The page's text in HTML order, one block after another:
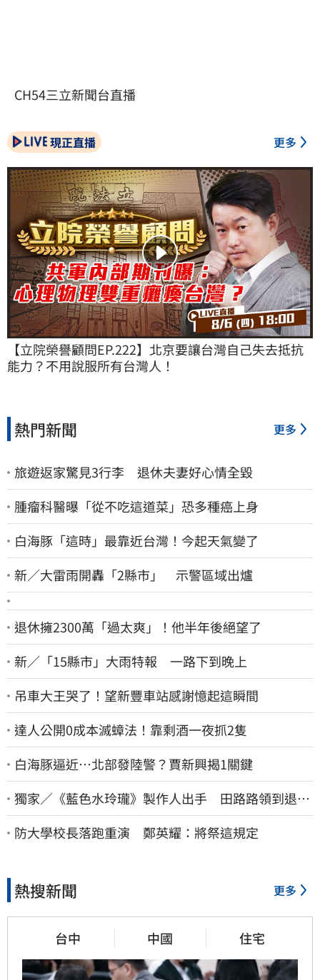
CH54三立新聞台直播
現正直播 更多
【立院榮譽顧問EP.222】北京要讓台灣自己失去抵抗
能力？不用說服所有台灣人！
熱門新聞 更多
旅遊返家驚見3行李 退休夫妻好心情全毀
腫瘤科醫曝「從不吃這道菜」恐多種癌上身
白海豚「這時」最靠近台灣！今起天氣變了
新／大雷雨開轟「2縣市」 示警區域出爐
退休擁2300萬「過太爽」！他半年後絕望了
新／「15縣市」大雨特報 一路下到晚上
吊車大王哭了！望新豐車站感謝憶起這瞬間
達人公開0成本滅蟑法！靠剩酒一夜抓2隻
白海豚逼近…北部發陸警？賈新興揭1關鍵
獨家／《藍色水玲瓏》製作人出手 田路路領到退休
金！隱忍6年吐內幕
防大學校長落跑重演 鄭英耀：將祭這規定
熱搜新聞 更多
台中 中國 住宅